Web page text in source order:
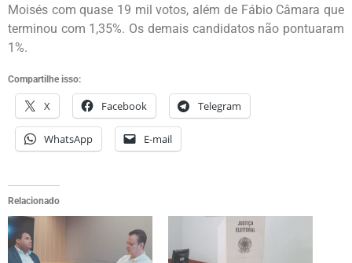
Moisés com quase 19 mil votos, além de Fábio Câmara que
terminou com 1,35%. Os demais candidatos não pontuaram
1%.
Compartilhe isso:
X Facebook Telegram
WhatsApp E-mail
Relacionado